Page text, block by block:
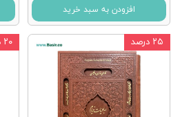
افزودن به سبد خرید
۲۵ درصد ۲۰ درصد